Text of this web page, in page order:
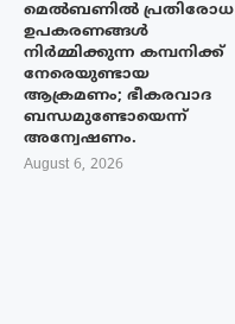
മെൽബണിൽ പ്രതിരോധ
ഉപകരണങ്ങൾ
നിർമ്മിക്കുന്ന കമ്പനിക്ക്
നേരെയുണ്ടായ
ആക്രമണം; ഭീകരവാദ
ബന്ധമുണ്ടോയെന്ന്
അന്വേഷണം.
August 6, 2026